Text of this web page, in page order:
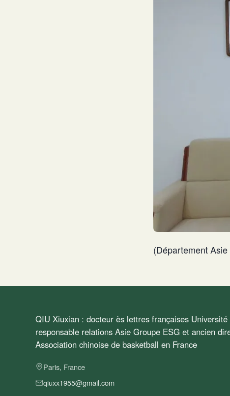
(Département
QIU Xiuxian : docteur ès lettres françaises
responsable relations Asie Groupe ESG et ancien
Association chinoise de basketball en France
Paris, France
qiuxx1955@gmail.com